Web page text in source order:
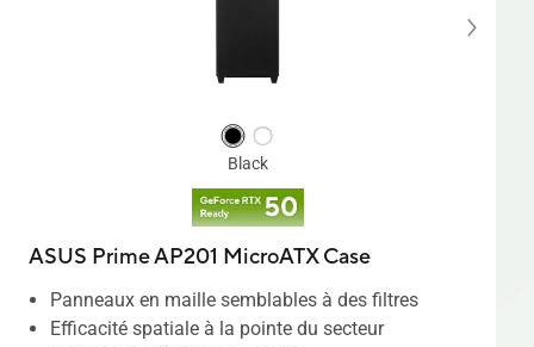
Black
ASUS Prime AP201 MicroATX Case
Panneaux en maille semblables à des filtres
Efficacité spatiale à la pointe du secteur